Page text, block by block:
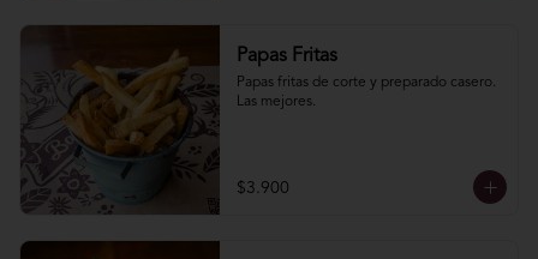
Papas Fritas
Papas fritas de corte y preparado casero.
Las mejores.
$3.900